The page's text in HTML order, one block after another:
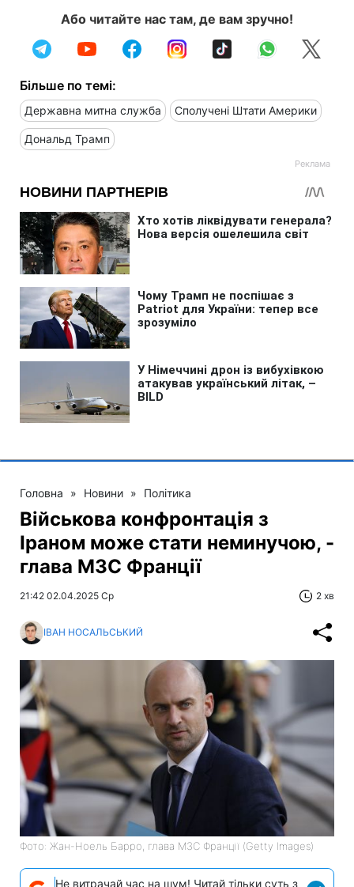
Або читайте нас там, де вам зручно!
Більше по темі:
Державна митна служба Сполучені Штати Америки
Дональд Трамп
Головна » Новини » Політика
Військова конфронтація з
Іраном може стати неминучою, -
глава МЗС Франції
21:42 02.04.2025 Ср 2 хв
ІВАН НОСАЛЬСЬКИЙ
Фото: Жан-Ноель Барро, глава МЗС Франції (Getty Images)
Не витрачай час на шум! Читай тільки суть з